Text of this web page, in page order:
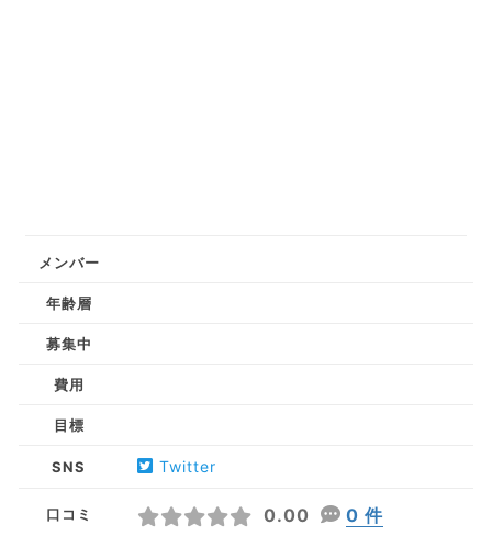
メンバー
年齢層
募集中
費用
目標
SNS Twitter
口コミ 0.00 0 件